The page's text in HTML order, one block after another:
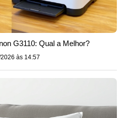
G3110: Qual a Melhor?
às 14:57